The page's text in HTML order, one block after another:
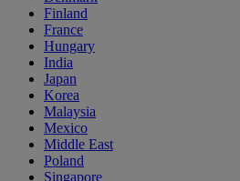
Finland
France
Hungary
India
Japan
Korea
Malaysia
Mexico
Middle East
Poland
Singapore